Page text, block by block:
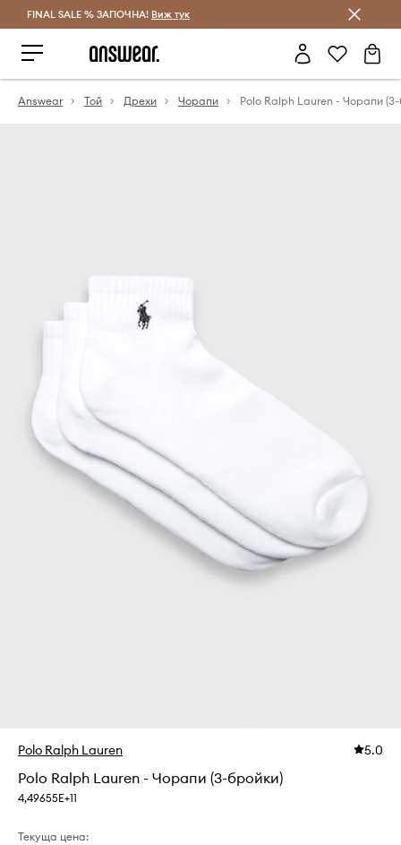
Спестявай с Answear Club
FINAL SALE % ЗАПОЧНА! Виж тук
Answear Той Дрехи Чорапи
Polo Ralph Lauren 5.0
Polo Ralph Lauren - Чорапи (3-бройки)
4,49655E+11
Текуща цена: